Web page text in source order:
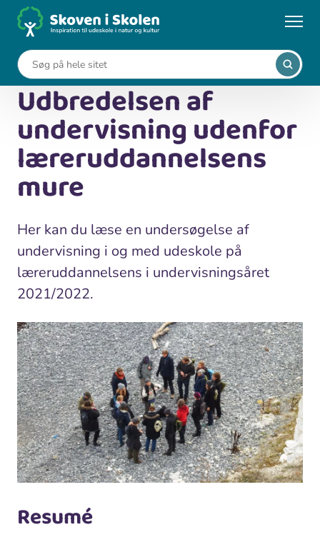
...
Viden om udeskole
mure
Udbredelsen af
undervisning udenfor
læreruddannelsens
mure
Her kan du læse en undersøgelse af
undervisning i og med udeskole på
læreruddannelsens i undervisningsåret
2021/2022.
Resumé